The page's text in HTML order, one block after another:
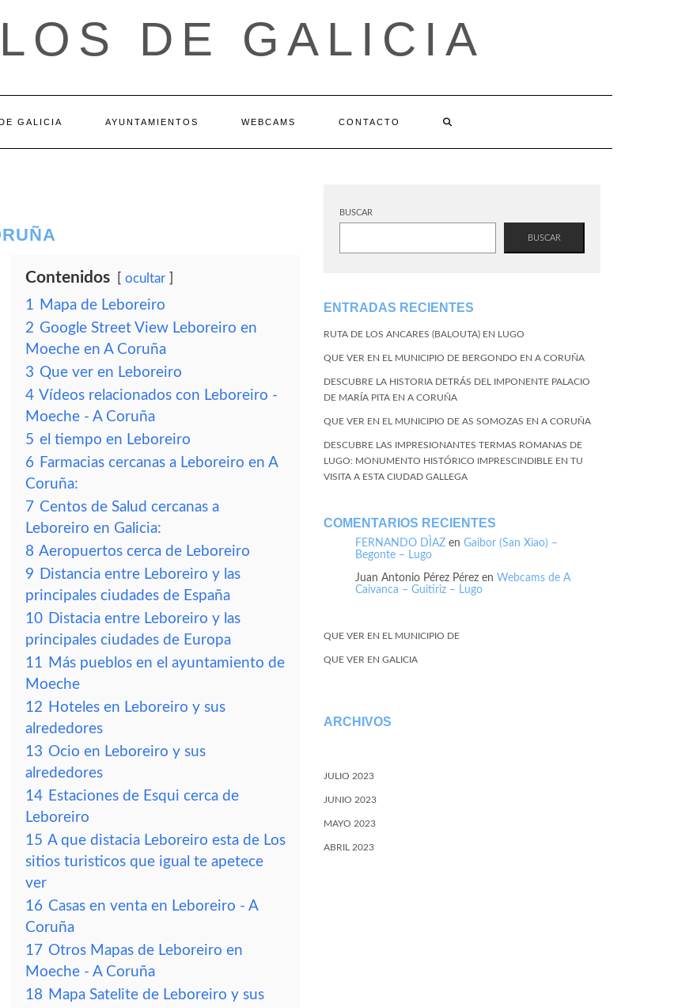
DE GALICIA
GALICIA AYUNTAMIENTOS WEBCAMS CONTACTO
Contenidos ocultar
1 Mapa de Leboreiro
2 Google Street View Leboreiro en
Moeche en A Coruña
3 Que ver en Leboreiro
4 Vídeos relacionados con Leboreiro -
Moeche - A Coruña
5 el tiempo en Leboreiro
6 Farmacias cercanas a Leboreiro en A
Coruña:
7 Centos de Salud cercanas a
Leboreiro en Galicia:
8 Aeropuertos cerca de Leboreiro
9 Distancia entre Leboreiro y las
principales ciudades de España
10 Distacia entre Leboreiro y las
principales ciudades de Europa
11 Más pueblos en el ayuntamiento de
Moeche
12 Hoteles en Leboreiro y sus
alrededores
13 Ocio en Leboreiro y sus
alrededores
14 Estaciones de Esqui cerca de
Leboreiro
15 A que distacia Leboreiro esta de Los
sitios turisticos que igual te apetece
ver
16 Casas en venta en Leboreiro - A
Coruña
17 Otros Mapas de Leboreiro en
Moeche - A Coruña
18 Mapa Satelite de Leboreiro y sus
BUSCAR
BUSCAR
ENTRADAS RECIENTES
RUTA DE LOS ANCARES (BALOUTA) EN LUGO
QUE VER EN EL MUNICIPIO DE BERGONDO EN A CORUÑA
DESCUBRE LA HISTORIA DETRÁS DEL IMPONENTE PALACIO
DE MARÍA PITA EN A CORUÑA
QUE VER EN EL MUNICIPIO DE AS SOMOZAS EN A CORUÑA
DESCUBRE LAS IMPRESIONANTES TERMAS ROMANAS DE
LUGO: MONUMENTO HISTÓRICO IMPRESCINDIBLE EN TU
VISITA A ESTA CIUDAD GALLEGA
COMENTARIOS RECIENTES
FERNANDO DÌAZ en Gaibor (San Xiao) –
Begonte – Lugo
Juan Antonio Pérez Pérez en Webcams de A
Caivanca – Guitiriz – Lugo
QUE VER EN EL MUNICIPIO DE
QUE VER EN GALICIA
ARCHIVOS
JULIO 2023
JUNIO 2023
MAYO 2023
ABRIL 2023